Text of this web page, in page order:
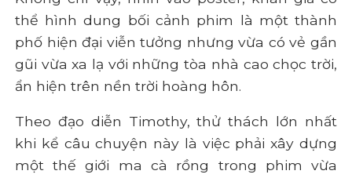
thể hình dung bối cảnh phim là một thành
phố hiện đại viễn tưởng nhưng vừa có vẻ gần
gũi vừa xa lạ với những tòa nhà cao chọc trời,
ẩn hiện trên nền trời hoàng hôn.
Theo đạo diễn Timothy, thử thách lớn nhất
khi kể câu chuyện này là việc phải xây dựng
một thế giới ma cà rồng trong phim vừa